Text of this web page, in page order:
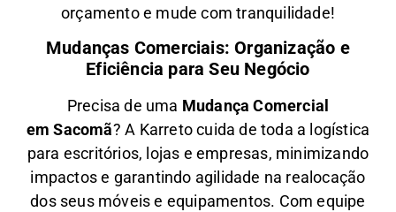
orçamento e mude com tranquilidade!
Mudanças Comerciais: Organização e
Eficiência para Seu Negócio
Precisa de uma Mudança Comercial
emSacomã? A Karretocuida de toda a logística
para escritórios, lojas e empresas, minimizando
impactos e garantindo agilidade na realocação
dos seus móveis e equipamentos. Com equipe